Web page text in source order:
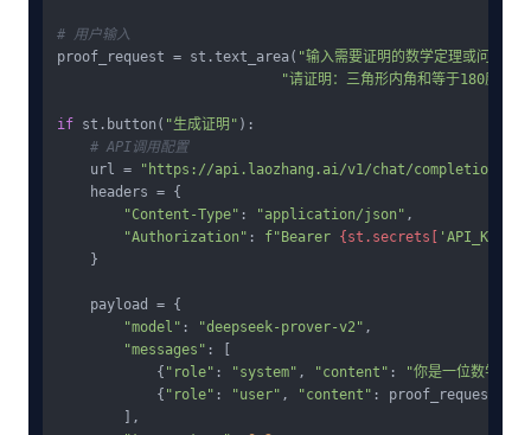
# 用户输入
proof_request = st.text_area( "输入需要证明的数学定理或问题:"
"请证明：三角形内角和等于180度"
if st.button( "生成证明" ):
# API调用配置
    url =
"https://api.laozhang.ai/v1/chat/completions"
    headers = {
"Content-Type" : "application/json" ,
"Authorization" : f"Bearer {st.secrets[ 'API_KEY'
    }
    payload = {
"model" : "deepseek-prover-v2" ,
"messages" : [
            {
"role" : "system" , "content" :
"你是一位数学教
            {
"role" : "user" , "content" : proof_request}
        ],